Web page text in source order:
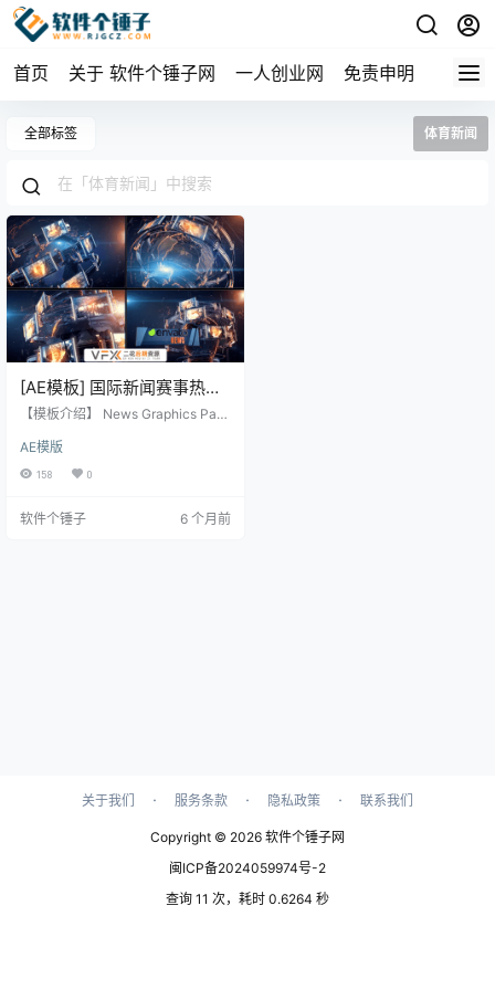
首页 关于 软件个锤子网 一人创业网 免责申明
全部标签 体育新闻
[AE模板] 国际新闻赛事热点
广播设计栏目整套包装模板
【模板介绍】 News Graphics Pac
包，具有开场白、演播室、运动开
场白、下三分之一、循环动画背
节目、频道包装等。 【模板特点】
AE模版
158 0
软件个锤子 6 个月前
关于我们 · 服务条款 · 隐私政策 · 联系我们
Copyright © 2026 软件个锤子网
闽ICP备2024059974号-2
查询 11 次，耗时 0.6264 秒